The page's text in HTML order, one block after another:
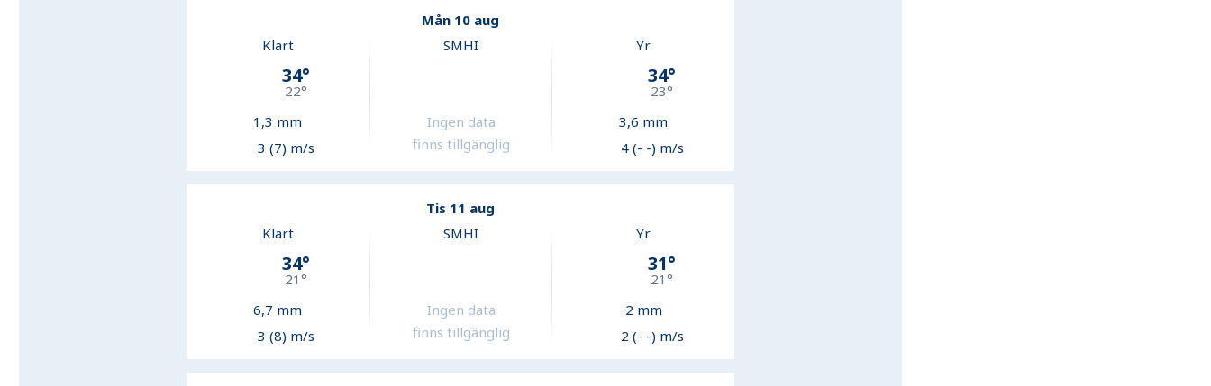
Mån 10 aug
Klart
34°
22°
1,3 mm
3 (7) m/s
SMHI
Ingen data
finns tillgänglig
Yr
34°
23°
3,6 mm
4 (- -) m/s
Tis 11 aug
Klart
34°
21 °
6,7 mm
3 (8) m/s
SMHI
Ingen data
finns tillgänglig
Yr
31°
21 °
2 mm
2 (- -) m/s